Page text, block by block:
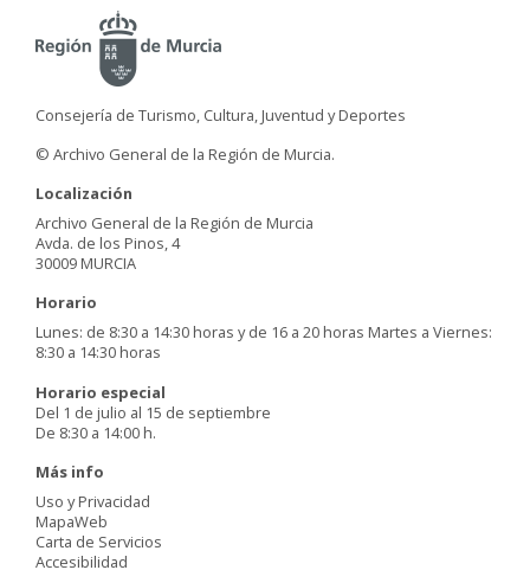
Consejería de Turismo, Cultura, Juventud y Deportes
© Archivo General de la Región de Murcia.
Localización
Archivo General de la Región de Murcia
Avda. de los Pinos, 4
30009 MURCIA
Horario
Lunes: de 8:30 a 14:30 horas y de 16 a 20 horas Martes a Viernes:
8:30 a 14:30 horas
Horario especial
Del 1 de julio al 15 de septiembre
De 8:30 a 14:00 h.
Más info
Uso y Privacidad
MapaWeb
Carta de Servicios
Accesibilidad